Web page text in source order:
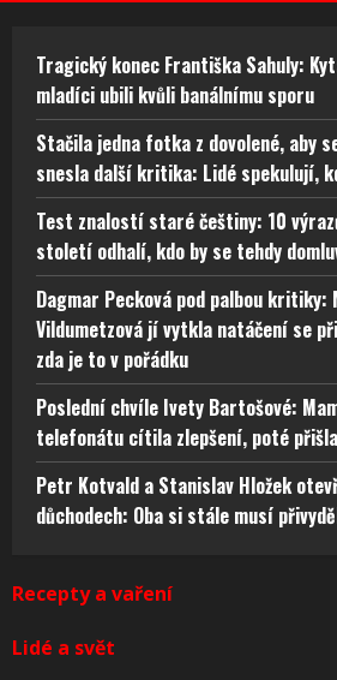
Tragický konec Františka Sahuly:
mladíci ubili kvůli banálnímu sporu
Stačila jedna fotka z dovolené, aby
snesla další kritika: Lidé spekulují,
Test znalostí staré češtiny: 10
století odhalí, kdo by se tehdy
Dagmar Pecková pod palbou kritiky:
Vildumetzová jí vytkla natáčení se
zda je to v pořádku
Poslední chvíle Ivety Bartošové:
telefonátu cítila zlepšení, poté
Petr Kotvald a Stanislav Hložek
důchodech: Oba si stále musí
Recepty a vaření
Lidé a svět